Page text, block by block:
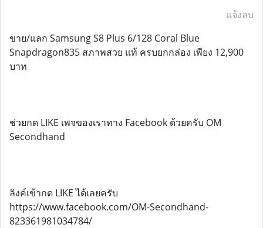
แจ้งลบ
ขาย/แลก Samsung S8 Plus 6/128 Coral Blue
Snapdragon835 สภาพสวย แท้ ครบยกกล่อง เพียง 12,900
บาท
ช่วยกด LIKE เพจของเราทาง Facebook ด้วยครับ OM
Secondhand
ลิงค์เข้ากด LIKE ได้เลยครับ
https://www.facebook.com/OM-Secondhand-
823361981034784/